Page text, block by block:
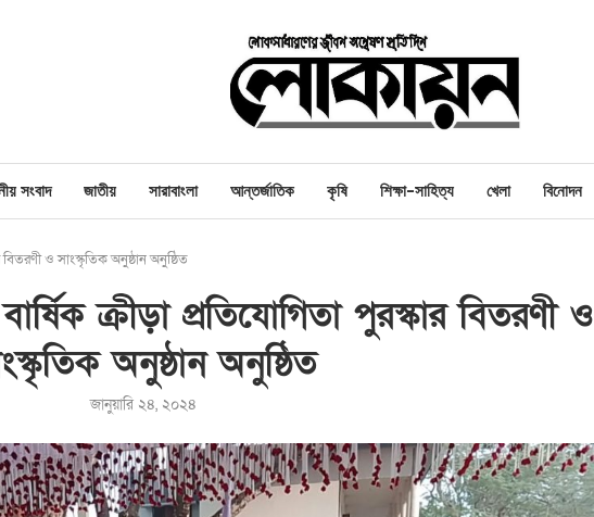
সংবাদ জাতীয় সারাবাংলা আন্তর্জাতিক কৃষি শিক্ষা-সাহিত্য খেলা বিনোদন
বিতরণী ও সাংস্কৃতিক অনুষ্ঠান অনুষ্ঠিত
ক্রীড়া প্রতিযোগিতা পুরস্কার বিতরণী ও
অনুষ্ঠান অনুষ্ঠিত
জানুয়ারি ২৪, ২০২৪